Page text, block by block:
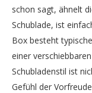
schon sagt, ähnelt
Schublade, ist
Box besteht
einer
Schubladenstil ist
Gefühl der